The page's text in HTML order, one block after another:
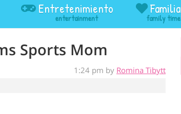
Entretenimiento Familia
Sports Mom
1:24 pm by Romina Tibytt